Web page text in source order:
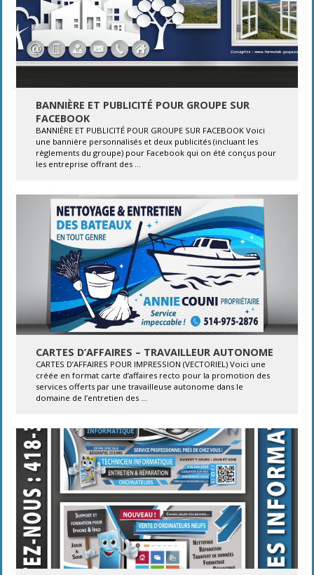
BANNIÈRE ET PUBLICITÉ POUR GROUPE SUR
FACEBOOK
BANNIÈRE ET PUBLICITÉ POUR GROUPE SUR FACEBOOK Voici
une bannière personnalisés et deux publicités (incluant les
règlements du groupe) pour Facebook qui on été conçus pour
les entreprise offrant des ...
CARTES D’AFFAIRES – TRAVAILLEUR AUTONOME
CARTES D’AFFAIRES POUR IMPRESSION (VECTORIEL) Voici une
créée en format carte d’affaires recto pour la promotion des
services offerts par une travailleuse autonome dans le
domaine de l’entretien des ...